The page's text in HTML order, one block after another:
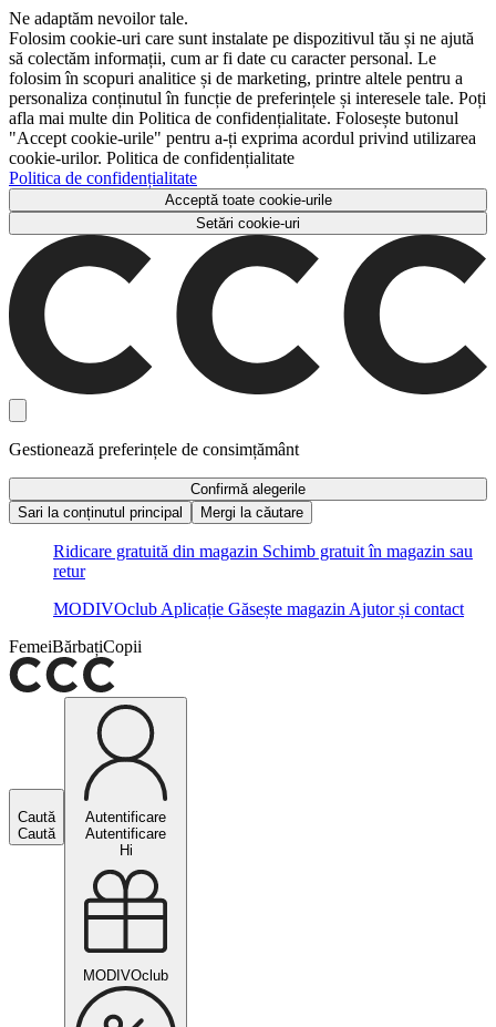
Ne adaptăm nevoilor tale.
Folosim cookie-uri care sunt instalate pe dispozitivul tău și ne ajută
să colectăm informații, cum ar fi date cu caracter personal. Le
folosim în scopuri analitice și de marketing, printre altele pentru a
personaliza conținutul în funcție de preferințele și interesele tale. Poți
afla mai multe din Politica de confidențialitate. Folosește butonul
"Accept cookie-urile" pentru a-ți exprima acordul privind utilizarea
cookie-urilor. Politica de confidențialitate
Politica de confidențialitate
Acceptă toate cookie-urile
Setări cookie-uri
Gestionează preferințele de consimțământ
Confirmă alegerile
Sari la conținutul principal
Mergi la căutare
Ridicare gratuită din magazin Schimb gratuit în magazin sau
retur
MODIVOclub Aplicație Găsește magazin Ajutor și contact
FemeiBărbațiCopii
Caută
Caută
Autentificare
Autentificare
Hi
MODIVOclub